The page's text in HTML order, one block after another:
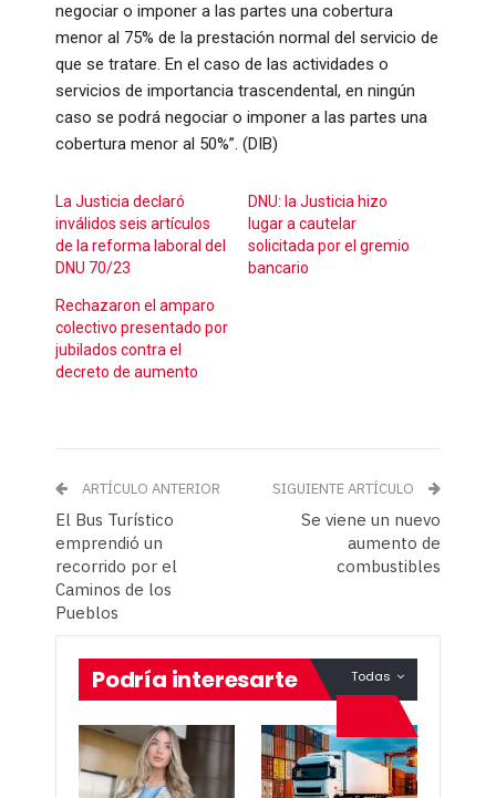
negociar o imponer a las partes una cobertura
menor al 75% de la prestación normal del servicio de
que se tratare. En el caso de las actividades o
servicios de importancia trascendental, en ningún
caso se podrá negociar o imponer a las partes una
cobertura menor al 50%”. (DIB)
La Justicia declaró
inválidos seis artículos
de la reforma laboral del
DNU 70/23
DNU: la Justicia hizo
lugar a cautelar
solicitada por el gremio
bancario
Rechazaron el amparo
colectivo presentado por
jubilados contra el
decreto de aumento
ARTÍCULO ANTERIOR
El Bus Turístico
emprendió un
recorrido por el
Caminos de los
Pueblos
SIGUIENTE ARTÍCULO
Se viene un nuevo
aumento de
combustibles
Todas
Podría interesarte